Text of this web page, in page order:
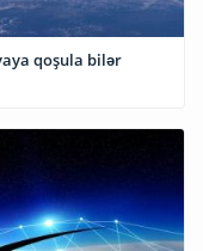
qoşula bilər